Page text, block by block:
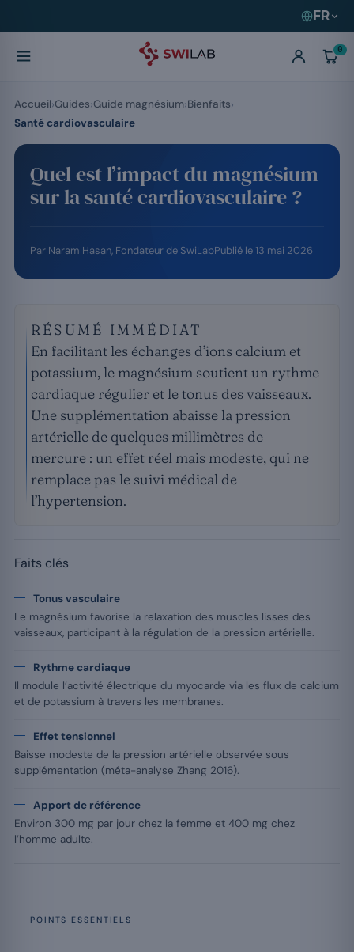
FR
0
Quel est l’impact du magnésium
sur la santé cardiovasculaire ?
Par Naram Hasan, Fondateur de SwiLabPublié le 13 mai 2026
RÉSUMÉ IMMÉDIAT
En facilitant les échanges d’ions calcium et
potassium, le magnésium soutient un rythme
cardiaque régulier et le tonus des vaisseaux.
Une supplémentation abaisse la pression
artérielle de quelques millimètres de
mercure : un effet réel mais modeste, qui ne
remplace pas le suivi médical de
l’hypertension.
Faits clés
Tonus vasculaire
Le magnésium favorise la relaxation des muscles lisses des
vaisseaux, participant à la régulation de la pression artérielle.
Rythme cardiaque
Il module l’activité électrique du myocarde via les flux de calcium
et de potassium à travers les membranes.
Effet tensionnel
Baisse modeste de la pression artérielle observée sous
supplémentation (méta-analyse Zhang 2016).
Apport de référence
Environ 300 mg par jour chez la femme et 400 mg chez
l’homme adulte.
POINTS ESSENTIELS
Accueil Guides Guide magnésium Bienfaits
Santé cardiovasculaire